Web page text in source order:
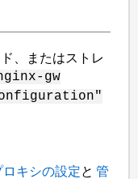
、またはストレ
gw
ロキシの設定と管